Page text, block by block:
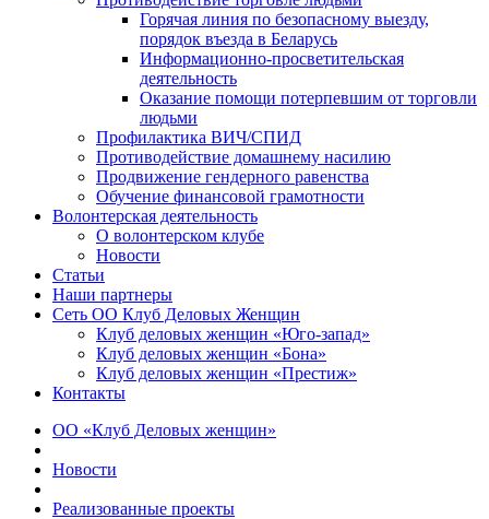
Горячая линия по безопасному выезду,
порядок въезда в Беларусь
Информационно-просветительская
деятельность
Оказание помощи потерпевшим от торговли
людьми
Профилактика ВИЧ/СПИД
Противодействие домашнему насилию
Продвижение гендерного равенства
Обучение финансовой грамотности
Волонтерская деятельность
О волонтерском клубе
Новости
Статьи
Наши партнеры
Сеть ОО Клуб Деловых Женщин
Клуб деловых женщин «Юго-запад»
Клуб деловых женщин «Бона»
Клуб деловых женщин «Престиж»
Контакты
ОО «Клуб Деловых женщин»
Новости
Реализованные проекты